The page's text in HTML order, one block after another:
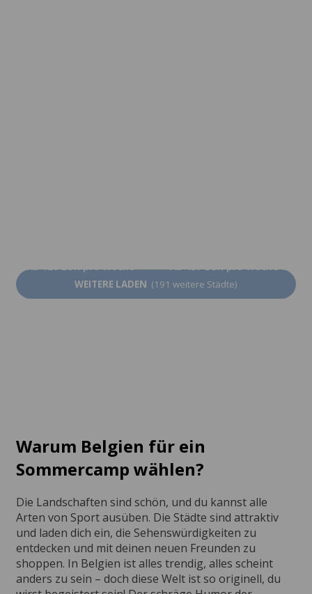
Ab 120 EUR pro Woche Ab 437 EUR pro Woche
WEITERE LADEN (191 weitere Städte)
Warum Belgien für ein
Sommercamp wählen?
Die Landschaften sind schön, und du kannst alle
Arten von Sport ausüben. Die Städte sind attraktiv
und laden dich ein, die Sehenswürdigkeiten zu
entdecken und mit deinen neuen Freunden zu
shoppen. In Belgien ist alles trendig, alles scheint
anders zu sein – doch diese Welt ist so originell, du